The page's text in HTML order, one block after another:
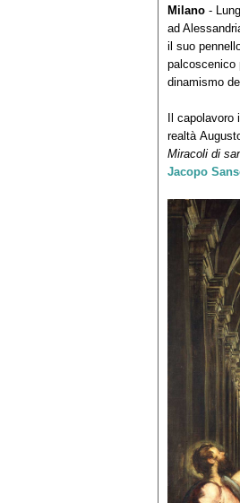
Milano -
ad
il suo
palcoscenico
dinamismo
Il
realtà
Miracoli di
Jacopo